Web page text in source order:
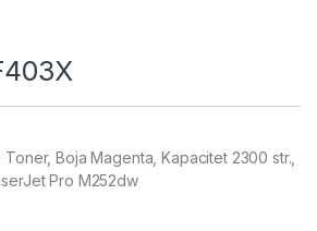
Boja Magenta, Kapacitet 2300 str.,
Pro M252dw